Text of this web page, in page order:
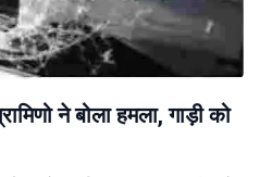
ने बोला हमला, गाड़ी को